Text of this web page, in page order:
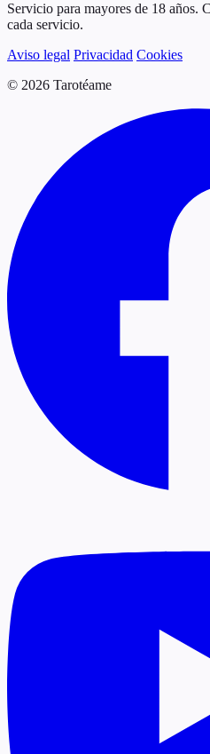
Servicio para mayores de 18 años.
cada servicio.
Aviso legal Privacidad Cookies
© 2026 Tarotéame